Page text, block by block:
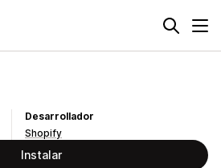
Desarrollador
Shopify
Instalar